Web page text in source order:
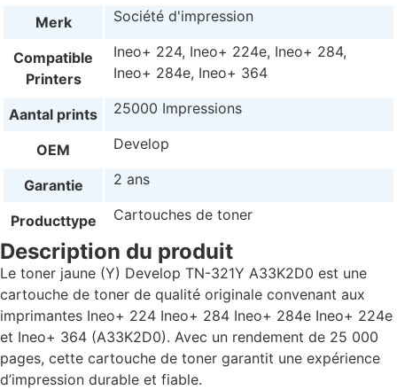
Merk Société d'impression
Compatible
Printers
Ineo+ 224, Ineo+ 224e, Ineo+ 284,
Ineo+ 284e, Ineo+ 364
Aantal prints 25000 Impressions
OEM Develop
Garantie 2 ans
Producttype Cartouches de toner
Description du produit
Le toner jaune (Y) Develop TN-321Y A33K2D0 est une
cartouche de toner de qualité originale convenant aux
imprimantes Ineo+ 224 Ineo+ 284 Ineo+ 284e Ineo+ 224e
et Ineo+ 364 (A33K2D0). Avec un rendement de 25 000
pages, cette cartouche de toner garantit une expérience
d’impression durable et fiable.